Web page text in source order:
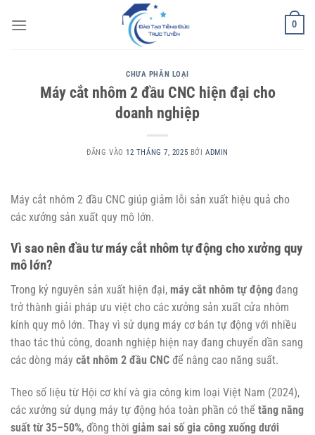
qua
0
CHƯA PHÂN LOẠI
Máy cắt nhôm 2 đầu CNC hiện đại cho
doanh nghiệp
ĐĂNG VÀO12 THÁNG 7, 2025 BỞI ADMIN
Máy cắt nhôm 2 đầu CNC giúp giảm lỗi sản xuất hiệu quả cho
các xưởng sản xuất quy mô lớn.
Vì sao nên đầu tư máy cắt nhôm tự động cho xưởng quy
mô lớn?
Trong kỷ nguyên sản xuất hiện đại, máy cắt nhôm tự động đang
trở thành giải pháp ưu việt cho các xưởng sản xuất cửa nhôm
kính quy mô lớn. Thay vì sử dụng máy cơ bán tự động với nhiều
thao tác thủ công, doanh nghiệp hiện nay đang chuyển dần sang
các dòng máy cắt nhôm 2 đầu CNC để nâng cao năng suất.
Theo số liệu từ Hội cơ khí và gia công kim loại Việt Nam (2024),
các xưởng sử dụng máy tự động hóa toàn phần có thể tăng năng
suất từ 35–50%, đồng thời giảm sai số gia công xuống dưới